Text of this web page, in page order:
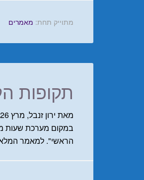
מתוייק תחת: מאמרים
תקופות
במקום מערכת שעות
הראשי". למאמר